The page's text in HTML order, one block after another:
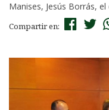
Manises, Jesús Borrás,
Compartir en: